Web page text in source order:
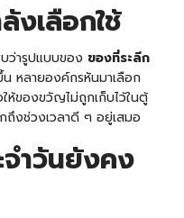
งเลือกใช้
ว่ารูปแบบของ ของที่ระลึก
หลายองค์กรหันมาเลือก
ห้ของขวัญไม่ถูกเก็บไว้ในตู้
ถึงช่วงเวลาดี ๆ อยู่เสมอ
จำวันยังคง